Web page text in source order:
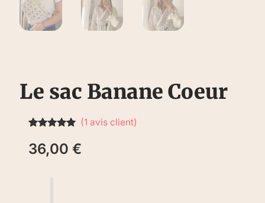
Le sac Banane Coeur
sur 5 basé
sur
(1 avis client)
36,00€